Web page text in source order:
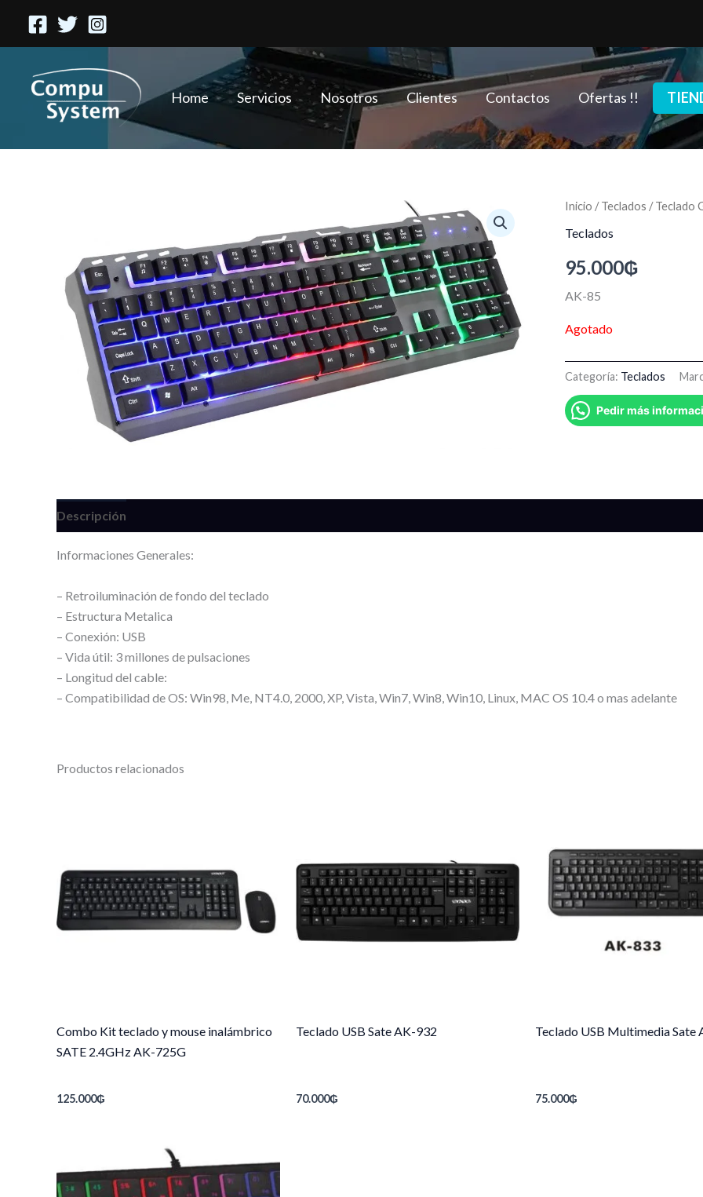
contenido
Home Servicios Nosotros Clientes Contactos Ofertas !!
Inicio /Teclados / Teclado
Teclados
95.000₲
AK-85
Agotado
Categoría: Teclados
Pedir más
Descripción
Informaciones Generales:
– Retroiluminación de fondo del teclado
– Estructura Metalica
– Conexión: USB
– Vida útil: 3 millones de pulsaciones
– Longitud del cable:
– Compatibilidad de OS: Win98, Me, NT4.0, 2000, XP, Vista, Win7, Win8, Win10, Linux, MAC OS 10.4 o mas adelante
Productos relacionados
Combo Kit teclado y mouse inalámbrico
SATE 2.4GHz AK-725G
125.000₲
Teclado USB Sate AK-932
70.000₲
Teclado USB Multimedia Sate
75.000₲